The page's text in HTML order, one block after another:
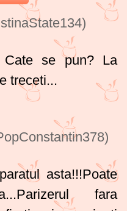
Cate se pun? La
treceti...
asta!!!Poate
fara